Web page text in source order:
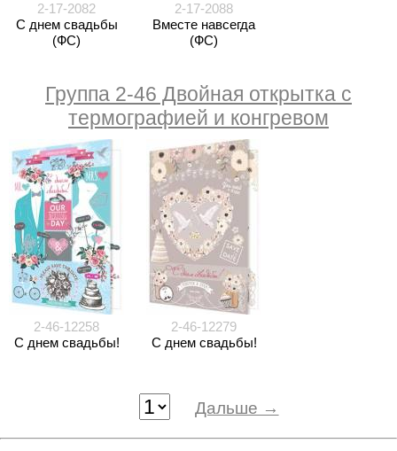
2-17-2082
С днем свадьбы
(ФС)
2-17-2088
Вместе навсегда
(ФС)
Группа 2-46 Двойная открытка с
термографией и конгревом
2-46-12258
С днем свадьбы!
2-46-12279
С днем свадьбы!
Дальше →